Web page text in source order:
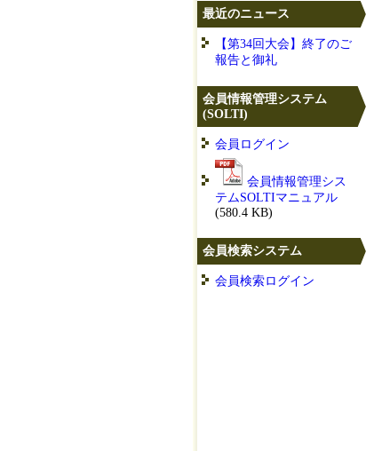
最近のニュース
【第34回大会】終了のご
報告と御礼
会員情報管理システム
(SOLTI)
会員ログイン
会員情報管理シス
テムSOLTIマニュアル
(580.4 KB)
会員検索システム
会員検索ログイン